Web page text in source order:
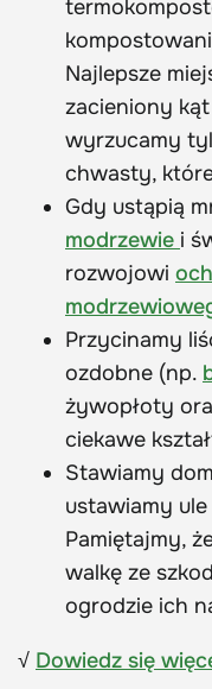
Najlepsze
zacieniony
wyrzucamy
chwasty,
Gdy ustąpią
modrzewie i
rozwojowi
Przycinamy
ozdobne (np.
żywopłoty
ciekawe
Stawiamy
ustawiamy
Pamiętajmy,
walkę ze
ogrodzie ich
√ Dowiedz się